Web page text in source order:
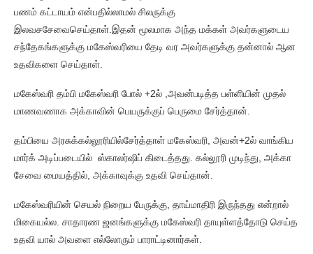
பணம் கட்டாயம் என்பதில்லாமல் சிலருக்கு
இலவசசேவைசெய்தாள்.இதன் மூலமாக அந்த மக்கள் அவர்களுடைய
சந்தேகங்களுக்கு மகேஸ்வரியை தேடி வர அவர்களுக்கு தன்னால் ஆன
உதவிகளை செய்தாள்.
மகேஸ்வரி தம்பி மகேஸ்வரி போல் +2ல் ,அவன்படித்த பள்ளியின் முதல்
மாணவணாக அக்காவின் பெயருக்குப் பெருமை சேர்த்தான்.
தம்பியை அரசுக்கல்லூரியில்சேர்த்தாள் மகேஸ்வரி, அவன்+2ல் வாங்கிய
மார்க் அடிப்படையில் ஸ்காலர்ஷிப் கிடைத்தது. கல்லூரி முடிந்து, அக்கா
சேவை மையத்தில், அக்காவுக்கு உதவி செய்தான்.
மகேஸ்வரியின் செயல் நிறைய பேருக்கு, தாய்மாதிரி இருந்தது என்றால்
மிகையல்ல. சாதாரண ஜனங்களுக்கு மகேஸ்வரி தாயுள்ளத்தோடு செய்த
உதவி யால் அவளை எல்லோரும் பாராட்டினார்கள்.